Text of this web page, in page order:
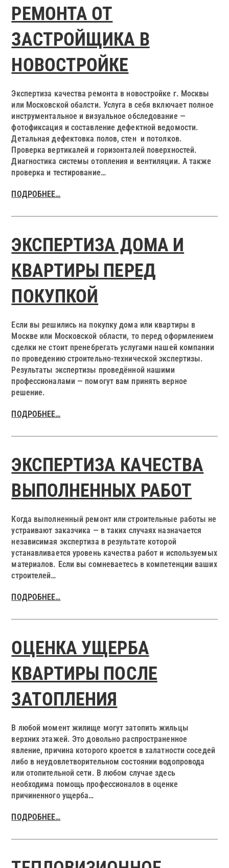
РЕМОНТА ОТ
ЗАСТРОЙЩИКА В
НОВОСТРОЙКЕ
Экспертиза качества ремонта в новостройке г. Москвы
или Московской обалсти. Услуга в себя включает полное
инструментальное и визуальное обследование —
фотофиксация и составление дефектной ведомости.
Детальная дефектовка полов, стен и потолков.
Проверка вертикалей и горизонталей поверхностей.
Диагностика системы отопления и вентиляции. А также
проверка и тестирование…
ПОДРОБНЕЕ…
ЭКСПЕРТИЗА ДОМА И
КВАРТИРЫ ПЕРЕД
ПОКУПКОЙ
Если вы решились на покупку дома или квартиры в
Москве или Московской области, то перед оформлением
сделки не стоит пренебрегать услугами нашей компании
по проведению строительно-технической экспертизы.
Результаты экспертизы проведённой нашими
профессионалами — помогут вам принять верное
решение.
ПОДРОБНЕЕ…
ЭКСПЕРТИЗА КАЧЕСТВА
ВЫПОЛНЕННЫХ РАБОТ
Когда выполненный ремонт или строительные работы не
устраивают заказчика — в таких случаях назначается
независимая экспертиза в результате которой
устанавливается уровень качества работ и используемых
материалов. Если вы сомневаетесь в компетенции ваших
строителей…
ПОДРОБНЕЕ…
ОЦЕНКА УЩЕРБА
КВАРТИРЫ ПОСЛЕ
ЗАТОПЛЕНИЯ
В любой момент жилище могут затопить жильцы
верхних этажей. Это довольно распространенное
явление, причина которого кроется в халатности соседей
либо в неудовлетворительном состоянии водопровода
или отопительной сети. В любом случае здесь
необходима помощь профессионалов в оценке
причиненного ущерба…
ПОДРОБНЕЕ…